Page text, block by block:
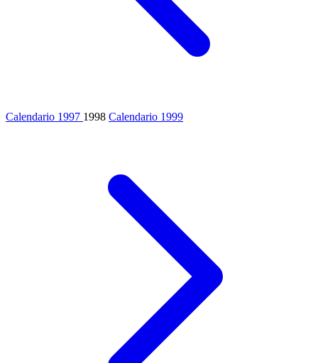
Calendario 1997 1998 Calendario 1999